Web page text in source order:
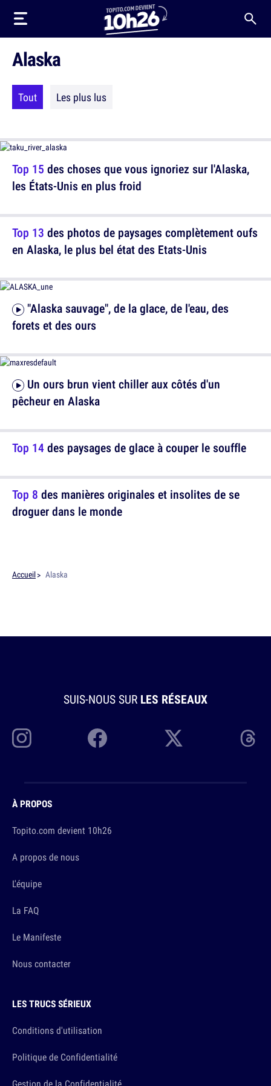
Alaska
Tout Les plus lus
Top 15 des choses que vous ignoriez sur l'Alaska,
les États-Unis en plus froid
Top 13 des photos de paysages complètement oufs
en Alaska, le plus bel état des Etats-Unis
pêcheur en Alaska
Top 8 des manières originales et insolites de se
droguer dans le monde
forets et des ours
Top 14des paysages de glace à couper le souffle
Accueil Alaska
SUIS-NOUS SUR LES RÉSEAUX
À PROPOS
Topito.com devient 10h26
A propos de nous
L'équipe
La FAQ
Le Manifeste
Nous contacter
LES TRUCS SÉRIEUX
Conditions d'utilisation
Politique de Confidentialité